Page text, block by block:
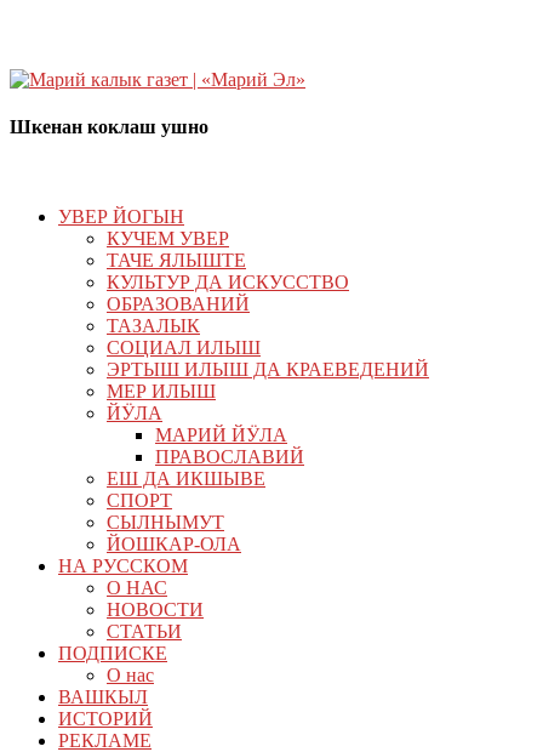
Шкенан коклаш ушно
УВЕР ЙОГЫН
КУЧЕМ УВЕР
ТАЧЕ ЯЛЫШТЕ
КУЛЬТУР ДА ИСКУССТВО
ОБРАЗОВАНИЙ
ТАЗАЛЫК
СОЦИАЛ ИЛЫШ
ЭРТЫШ ИЛЫШ ДА КРАЕВЕДЕНИЙ
МЕР ИЛЫШ
ЙӰЛА
МАРИЙ ЙӰЛА
ПРАВОСЛАВИЙ
ЕШ ДА ИКШЫВЕ
СПОРТ
СЫЛНЫМУТ
ЙОШКАР-ОЛА
НА РУССКОМ
О НАС
НОВОСТИ
СТАТЬИ
ПОДПИСКЕ
О нас
ВАШКЫЛ
ИСТОРИЙ
РЕКЛАМЕ